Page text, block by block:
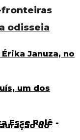
odisseia
fronteiras